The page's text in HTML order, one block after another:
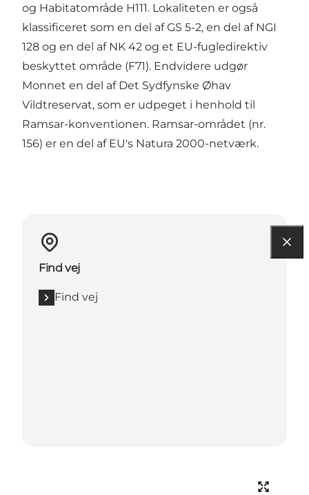
og Habitatområde H111. Lokaliteten er også
klassificeret som en del af GS 5-2, en del af NGI
128 og en del af NK 42 og et EU-fugledirektiv
beskyttet område (F71). Endvidere udgør
Monnet en del af Det Sydfynske Øhav
Vildtreservat, som er udpeget i henhold til
Ramsar-konventionen. Ramsar-området (nr.
156) er en del af EU's Natura 2000-netværk.
Find vej
Find vej